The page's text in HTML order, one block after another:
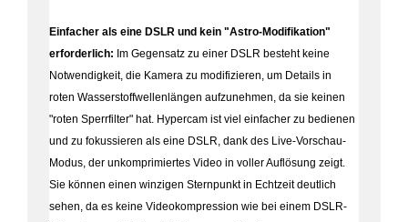
Einfacher als eine DSLR und kein "Astro-Modifikation"
erforderlich: Im Gegensatz zu einer DSLR besteht keine
Notwendigkeit, die Kamera zu modifizieren, um Details in
roten Wasserstoffwellenlängen aufzunehmen, da sie keinen
"roten Sperrfilter" hat. Hypercam ist viel einfacher zu bedienen
und zu fokussieren als eine DSLR, dank des Live-Vorschau-
Modus, der unkomprimiertes Video in voller Auflösung zeigt.
Sie können einen winzigen Sternpunkt in Echtzeit deutlich
sehen, da es keine Videokompression wie bei einem DSLR-